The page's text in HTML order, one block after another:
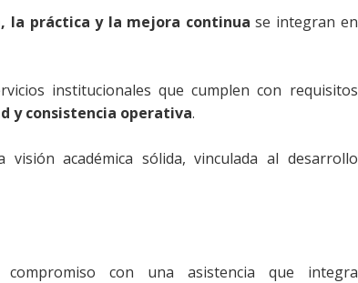
la práctica y la mejora continua se integran en
institucionales que cumplen con requisitos
y consistencia operativa.
académica sólida, vinculada al desarrollo
compromiso con una asistencia que integra